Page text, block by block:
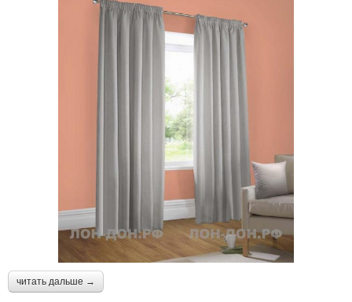
читать дальше →